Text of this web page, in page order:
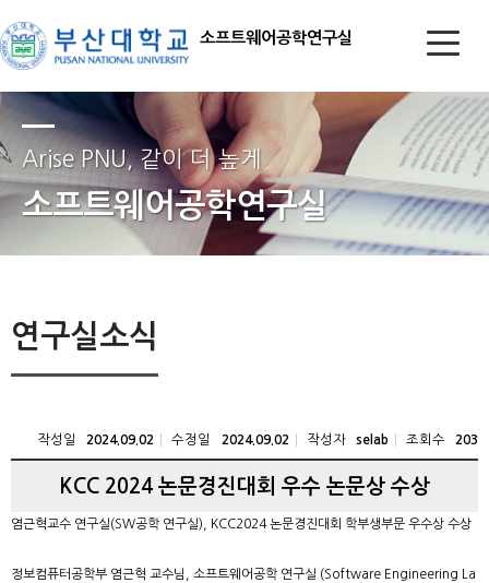
소프트웨어공학연구실
Arise PNU, 같이 더 높게
소프트웨어공학연구실
연구실소식
작성일 2024.09.02 수정일 2024.09.02 작성자 selab 조회수 203
KCC 2024 논문경진대회 우수 논문상 수상
염근혁교수 연구실(SW공학 연구실), KCC2024 논문경진대회 학부생부문 우수상 수상
정보컴퓨터공학부 염근혁 교수님, 소프트웨어공학 연구실 (Software Engineering La